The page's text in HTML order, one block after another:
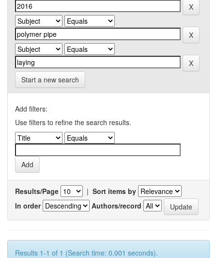
Start a new search
Add filters:
Use filters to refine the search results.
Results/Page | Sort items by
In order
Authors/record
Results 1-1 of 1 (Search time: 0.001 seconds).